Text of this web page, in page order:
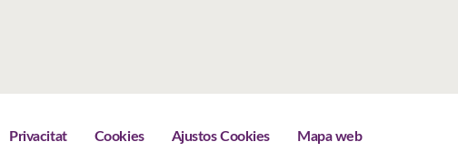
Privacitat Cookies Ajustos Cookies Mapa web